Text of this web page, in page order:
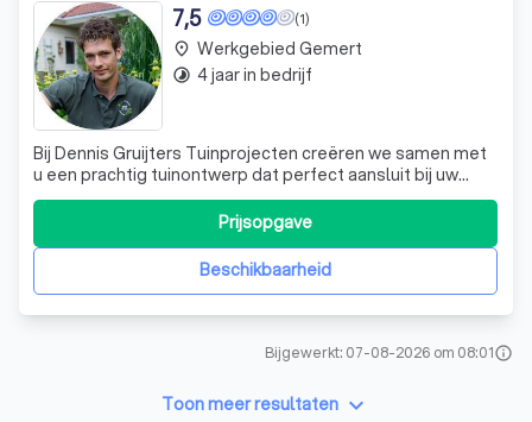
(1)
7,5
Bij Dennis Gruijters Tuinprojecten creëren we samen met
u een prachtig tuinontwerp dat perfect aansluit bij uw
wensen. Wij geloven dat elke tuin uniek is en verdient om
tot leven te komen. Of u nu droomt van een weelderige
bloementuin of een strakke, moderne buitenruimte, wij
denken met u mee en verBeschikbaarheid
Prijsopgave
place Werkgebied Gemert
timelapse 4 jaar in bedrijf
Bijgewerkt: 07-08-2026 om 08:01info
Toon meer resultaten keyboard_arrow_down